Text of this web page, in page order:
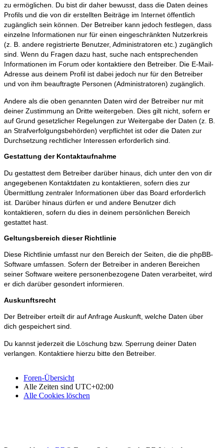
zu ermöglichen. Du bist dir daher bewusst, dass die Daten deines
Profils und die von dir erstellten Beiträge im Internet öffentlich
zugänglich sein können. Der Betreiber kann jedoch festlegen, dass
einzelne Informationen nur für einen eingeschränkten Nutzerkreis
(z. B. andere registrierte Benutzer, Administratoren etc.) zugänglich
sind. Wenn du Fragen dazu hast, suche nach entsprechenden
Informationen im Forum oder kontaktiere den Betreiber. Die E-Mail-
Adresse aus deinem Profil ist dabei jedoch nur für den Betreiber
und von ihm beauftragte Personen (Administratoren) zugänglich.
Andere als die oben genannten Daten wird der Betreiber nur mit
deiner Zustimmung an Dritte weitergeben. Dies gilt nicht, sofern er
auf Grund gesetzlicher Regelungen zur Weitergabe der Daten (z. B.
an Strafverfolgungsbehörden) verpflichtet ist oder die Daten zur
Durchsetzung rechtlicher Interessen erforderlich sind.
Gestattung der Kontaktaufnahme
Du gestattest dem Betreiber darüber hinaus, dich unter den von dir
angegebenen Kontaktdaten zu kontaktieren, sofern dies zur
Übermittlung zentraler Informationen über das Board erforderlich
ist. Darüber hinaus dürfen er und andere Benutzer dich
kontaktieren, sofern du dies in deinem persönlichen Bereich
gestattet hast.
Geltungsbereich dieser Richtlinie
Diese Richtlinie umfasst nur den Bereich der Seiten, die die phpBB-
Software umfassen. Sofern der Betreiber in anderen Bereichen
seiner Software weitere personenbezogene Daten verarbeitet, wird
er dich darüber gesondert informieren.
Auskunftsrecht
Der Betreiber erteilt dir auf Anfrage Auskunft, welche Daten über
dich gespeichert sind.
Du kannst jederzeit die Löschung bzw. Sperrung deiner Daten
verlangen. Kontaktiere hierzu bitte den Betreiber.
Foren-Übersicht
Alle Zeiten sind UTC+02:00
Alle Cookies löschen